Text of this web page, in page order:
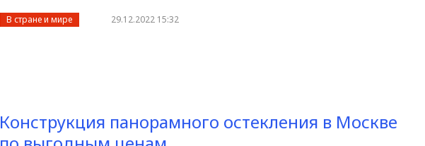
В стране и мире 29.12.2022 15:32
Конструкция панорамного остекления в Москве